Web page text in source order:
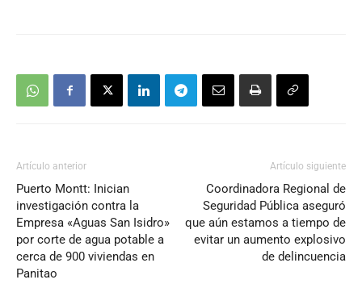
Artículo anterior
Puerto Montt: Inician
investigación contra la
Empresa «Aguas San Isidro»
por corte de agua potable a
cerca de 900 viviendas en
Panitao
Artículo siguiente
Coordinadora Regional de
Seguridad Pública aseguró
que aún estamos a tiempo de
evitar un aumento explosivo
de delincuencia